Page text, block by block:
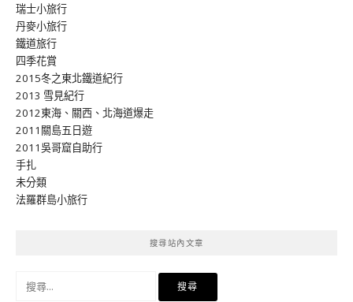
瑞士小旅行
丹麥小旅行
鐵道旅行
四季花賞
2015冬之東北鐵道紀行
2013 雪見紀行
2012東海、關西、北海道爆走
2011關島五日遊
2011吳哥窟自助行
手扎
未分類
法羅群島小旅行
搜尋站內文章